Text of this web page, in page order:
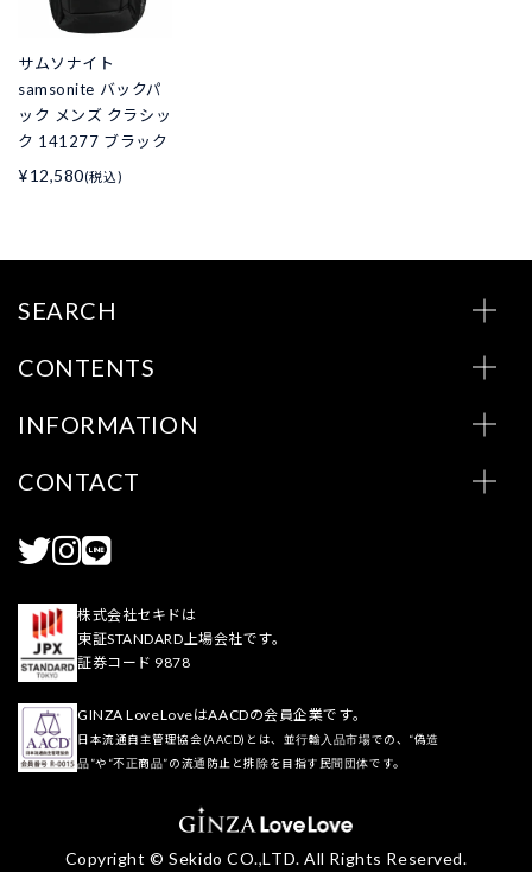
サムソナイト
samsonite バックパ
ック メンズ クラシッ
ク 141277 ブラック
¥12,580(税込)
SEARCH
CONTENTS
INFORMATION
CONTACT
株式会社セキドは
東証STANDARD上場会社です。
証券コード 9878
GINZA LoveLoveはAACDの会員企業です。
日本流通自主管理協会(AACD)とは、並行輸入品市場での、“偽造
品”や“不正商品”の流通防止と排除を目指す民間団体です。
Copyright © Sekido CO.,LTD. All Rights Reserved.